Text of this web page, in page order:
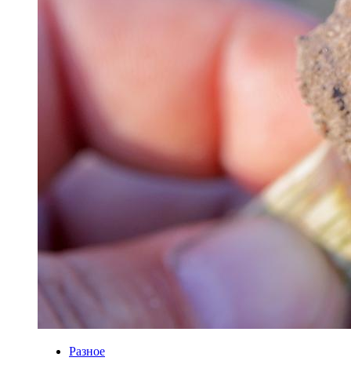
Разное